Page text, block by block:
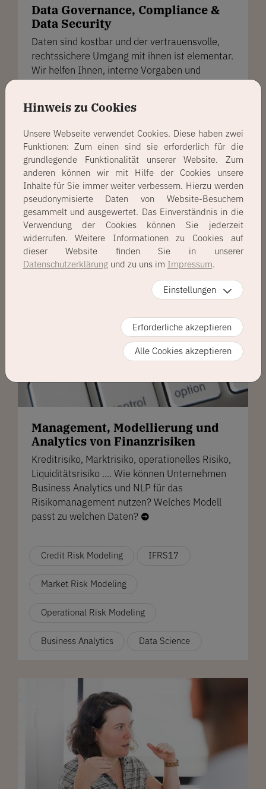
Data Governance, Compliance &
Data Security
Daten sind kostbar und der vertrauensvolle,
rechtssichere Umgang mit ihnen ist elementar.
Wir helfen Ihnen, interne Vorgaben und

Basel III IFRS17 BCS239
Geschäftsprozesse Compliance
Datenökonomie
Management, Modellierung und
Analytics von Finanzrisiken
Kreditrisiko, Marktrisiko, operationelles Risiko,
Liquiditätsrisiko .... Wie können Unternehmen
Business Analytics und NLP für das
Risikomanagement nutzen? Welches Modell
passt zu welchen Daten? 
Credit Risk Modeling IFRS17
Market Risk Modeling
Operational Risk Modeling
Business Analytics Data Science
Hinweis zu Cookies
Unsere Webseite verwendet Cookies. Diese haben zwei
Funktionen: Zum einen sind sie erforderlich für die
grundlegende Funktionalität unserer Website. Zum
anderen können wir mit Hilfe der Cookies unsere
Inhalte für Sie immer weiter verbessern. Hierzu werden
pseudonymisierte Daten von Website-Besuchern
gesammelt und ausgewertet. Das Einverständnis in die
Verwendung der Cookies können Sie jederzeit
widerrufen. Weitere Informationen zu Cookies auf
dieser Website finden Sie in unserer
Datenschutzerklärungund zu uns im Impressum.
Einstellungen
Erforderliche akzeptieren
Alle Cookies akzeptieren